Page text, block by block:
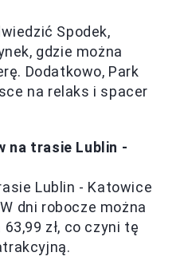
Spodek,
gdzie można
Dodatkowo, Park
na relaks i spacer
na trasie Lublin -
Lublin - Katowice
dni robocze można
zł, co czyni tę